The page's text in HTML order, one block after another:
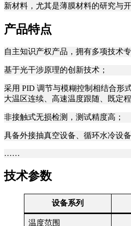
新材料，尤其是薄膜材料的研究与
产品特点
自主知识产权产品，拥有多项技术专
基于光干涉原理的创新技术；
采用 PID 调节与模糊控制相结合形
大温区连续、高速温度跟随、既定
非接触式无损检测，测试精度高；
具备外接抽真空设备、循环水冷设
……
技术参数
设备系列
温度范围